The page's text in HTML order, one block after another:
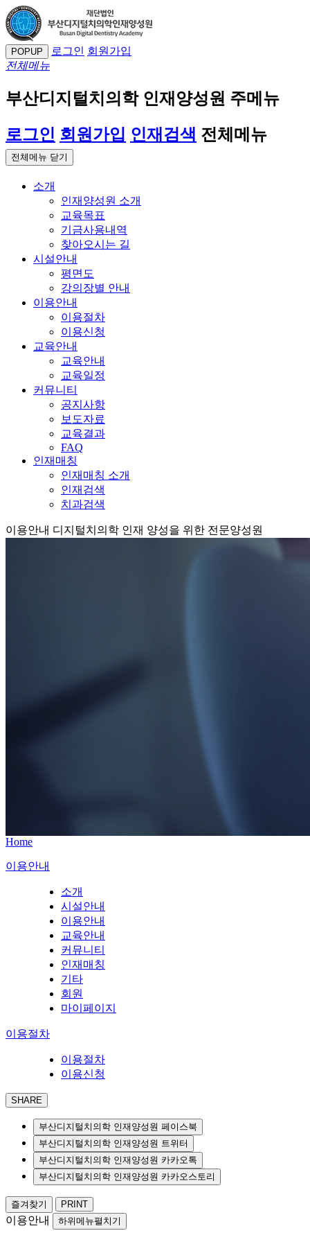
POPUP 로그인 회원가입
전체메뉴
부산디지털치의학 인재양성원 주메뉴
로그인 회원가입 인재검색 전체메뉴
전체메뉴 닫기
소개
인재양성원 소개
교육목표
기금사용내역
찾아오시는 길
시설안내
평면도
강의장별 안내
이용안내
이용절차
이용신청
교육안내
교육안내
교육일정
커뮤니티
공지사항
보도자료
교육결과
FAQ
인재매칭
인재매칭 소개
인재검색
치과검색
이용안내 디지털치의학 인재 양성을 위한 전문양성원
Home
이용안내
소개
시설안내
이용안내
교육안내
커뮤니티
인재매칭
기타
회원
마이페이지
이용절차
이용절차
이용신청
SHARE
부산디지털치의학 인재양성원 페이스북
부산디지털치의학 인재양성원 트위터
부산디지털치의학 인재양성원 카카오톡
부산디지털치의학 인재양성원 카카오스토리
즐겨찾기 PRINT
이용안내 하위메뉴펼치기